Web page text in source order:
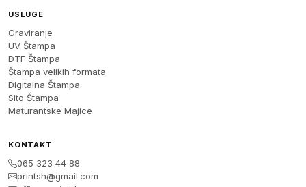
USLUGE
Graviranje
UV Štampa
DTF Štampa
Štampa velikih formata
Digitalna Štampa
Sito Štampa
Maturantske Majice
KONTAKT
065 323 44 88
printsh@gmail.com